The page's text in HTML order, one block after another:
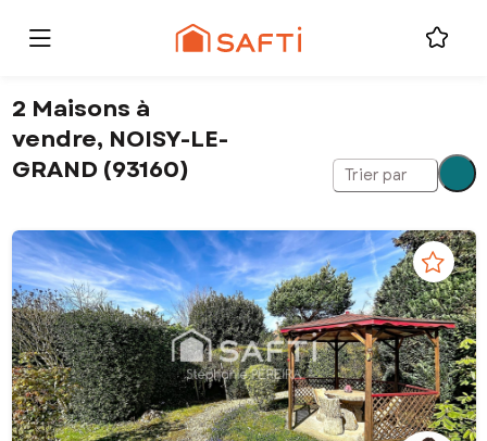
2 Maisons à
vendre, NOISY-LE-
GRAND (93160)
Trier par